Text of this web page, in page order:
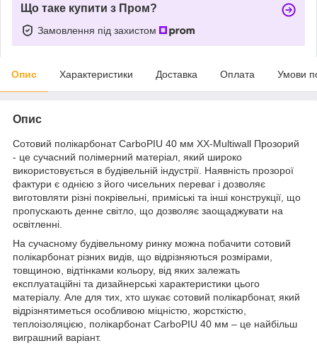
Що таке купити з Пром?
Замовлення під захистом
Опис Характеристики Доставка Оплата Умови
Опис
Сотовий полікарбонат CarboPIU 40 мм XX-Multiwall Прозорий
- це сучасний полімерний матеріал, який широко
використовується в будівельній індустрії. Наявність прозорої
фактури є однією з його чисельних переваг і дозволяє
виготовляти різні покрівельні, приміські та інші конструкції, що
пропускають денне світло, що дозволяє заощаджувати на
освітленні.
На сучасному будівельному ринку можна побачити сотовий
полікарбонат різних видів, що відрізняються розмірами,
товщиною, відтінками кольору, від яких залежать
експлуатаційні та дизайнерські характеристики цього
матеріалу. Але для тих, хто шукає сотовий полікарбонат, який
відрізнятиметься особливою міцністю, жорсткістю,
теплоізоляцією, полікарбонат CarboPIU 40 мм – це найбільш
виграшний варіант.